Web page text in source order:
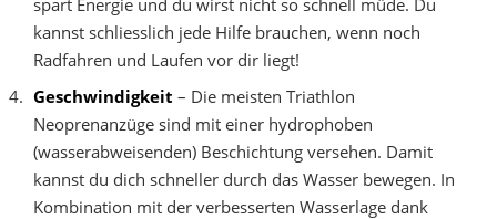
spart Energie und du wirst nicht so schnell müde. Du
kannst schliesslich jede Hilfe brauchen, wenn noch
Radfahren und Laufen vor dir liegt!
Geschwindigkeit – Die meisten Triathlon
Neoprenanzüge sind mit einer hydrophoben
(wasserabweisenden) Beschichtung versehen. Damit
kannst du dich schneller durch das Wasser bewegen. In
Kombination mit der verbesserten Wasserlage dank